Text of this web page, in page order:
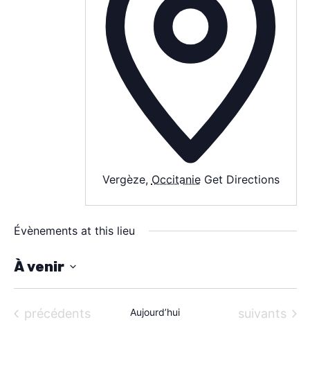
AGENDA
SPECTACLE
À PROPOS
CONTACT
Vergèze, Occitanie Get Directions
Évènements at this lieu
À venir
S
é Évènements
précédents Aujourd’hui Évènements
suivants